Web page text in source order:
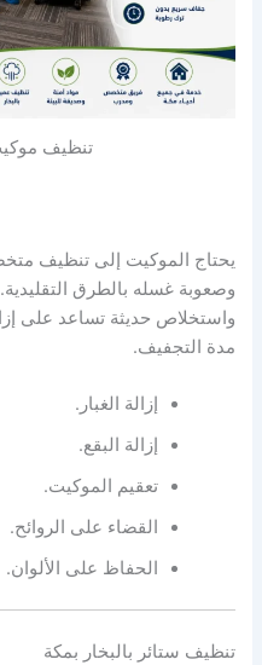
تنظيف
يحتاج الموكيت إلى تنظيف
وصعوبة غسله بالطرق
واستخلاص حديثة تساعد على
مدة التجفيف.
إزالة الغبار.
إزالة البقع.
تعقيم الموكيت.
القضاء على الروائح.
الحفاظ على الألوان.
تنظيف ستائر بالبخار بمكة